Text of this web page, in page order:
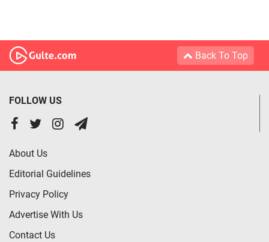
Back To Top
FOLLOW US
About Us
Editorial Guidelines
Privacy Policy
Advertise With Us
Contact Us